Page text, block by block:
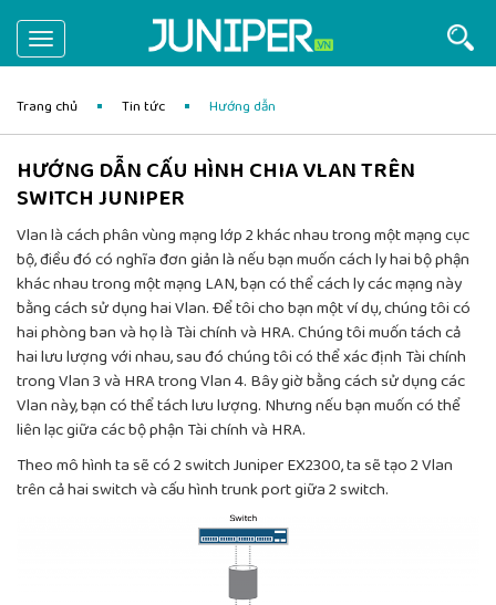
Toggle
navigation
Trang chủ Tin tức Hướng dẫn
HƯỚNG DẪN CẤU HÌNH CHIA VLAN TRÊN
SWITCH JUNIPER
Vlan là cách phân vùng mạng lớp 2 khác nhau trong một mạng cục
bộ, điều đó có nghĩa đơn giản là nếu bạn muốn cách ly hai bộ phận
khác nhau trong một mạng LAN, bạn có thể cách ly các mạng này
bằng cách sử dụng hai Vlan. Để tôi cho bạn một ví dụ, chúng tôi có
hai phòng ban và họ là Tài chính và HRA. Chúng tôi muốn tách cả
hai lưu lượng với nhau, sau đó chúng tôi có thể xác định Tài chính
trong Vlan 3 và HRA trong Vlan 4. Bây giờ bằng cách sử dụng các
Vlan này, bạn có thể tách lưu lượng. Nhưng nếu bạn muốn có thể
liên lạc giữa các bộ phận Tài chính và HRA.
Theo mô hình ta sẽ có 2 switch Juniper EX2300, ta sẽ tạo 2 Vlan
trên cả hai switch và cấu hình trunk port giữa 2 switch.